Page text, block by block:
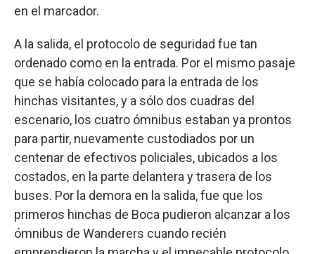
en el marcador.
A la salida, el protocolo de seguridad fue tan
ordenado como en la entrada. Por el mismo pasaje
que se había colocado para la entrada de los
hinchas visitantes, y a sólo dos cuadras del
escenario, los cuatro ómnibus estaban ya prontos
para partir, nuevamente custodiados por un
centenar de efectivos policiales, ubicados a los
costados, en la parte delantera y trasera de los
buses. Por la demora en la salida, fue que los
primeros hinchas de Boca pudieron alcanzar a los
ómnibus de Wanderers cuando recién